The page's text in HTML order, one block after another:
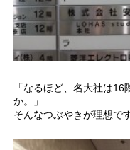
「なるほど、名大社は
か。」
そんなつぶやきが理想です